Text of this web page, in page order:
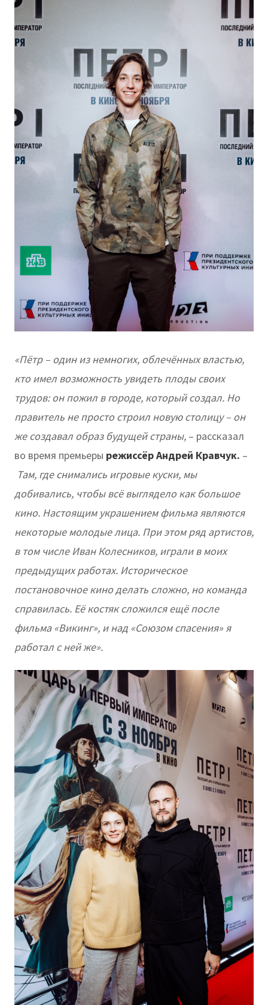
«Пётр – один из немногих, облечённых властью,
кто имел возможность увидеть плоды своих
трудов: он пожил в городе, который создал. Но
правитель не просто строил новую столицу – он
же создавал образ будущей страны, – рассказал
во время премьеры режиссёр Андрей Кравчук. –
Там, где снимались игровые куски, мы
добивались, чтобы всё выглядело как большое
кино. Настоящим украшением фильма являются
некоторые молодые лица. При этом ряд артистов,
в том числе Иван Колесников, играли в моих
предыдущих работах. Историческое
постановочное кино делать сложно, но команда
справилась. Её костяк сложился ещё после
фильма «Викинг», и над «Союзом спасения» я
работал с ней же».